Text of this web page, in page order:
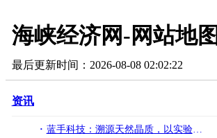
海峡经济网-网站地图
最后更新时间：2026-08-08 02:02:22
资讯
蓝手科技：溯源天然晶质，以实验室级研发重塑日常生活美学